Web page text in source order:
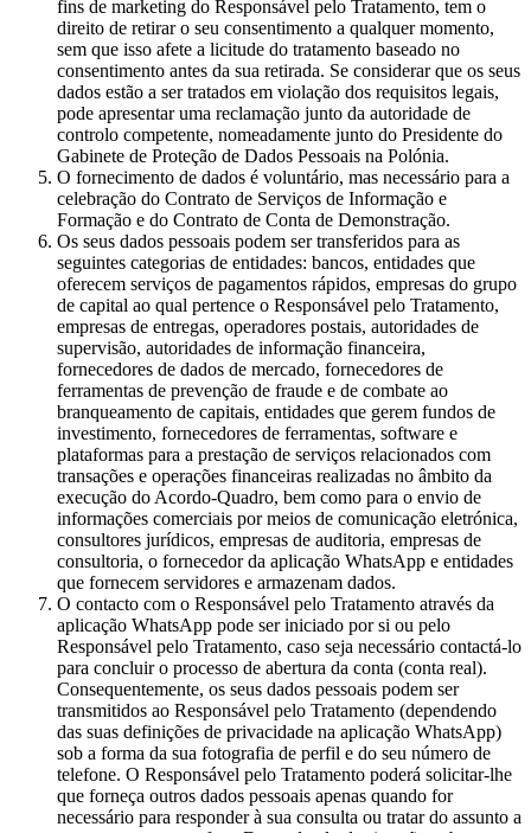
fins de marketing do Responsável pelo Tratamento, tem o
direito de retirar o seu consentimento a qualquer momento,
sem que isso afete a licitude do tratamento baseado no
consentimento antes da sua retirada. Se considerar que os seus
dados estão a ser tratados em violação dos requisitos legais,
pode apresentar uma reclamação junto da autoridade de
controlo competente, nomeadamente junto do Presidente do
Gabinete de Proteção de Dados Pessoais na Polónia.
O fornecimento de dados é voluntário, mas necessário para a
celebração do Contrato de Serviços de Informação e
Formação e do Contrato de Conta de Demonstração.
Os seus dados pessoais podem ser transferidos para as
seguintes categorias de entidades: bancos, entidades que
oferecem serviços de pagamentos rápidos, empresas do grupo
de capital ao qual pertence o Responsável pelo Tratamento,
empresas de entregas, operadores postais, autoridades de
supervisão, autoridades de informação financeira,
fornecedores de dados de mercado, fornecedores de
ferramentas de prevenção de fraude e de combate ao
branqueamento de capitais, entidades que gerem fundos de
investimento, fornecedores de ferramentas, software e
plataformas para a prestação de serviços relacionados com
transações e operações financeiras realizadas no âmbito da
execução do Acordo-Quadro, bem como para o envio de
informações comerciais por meios de comunicação eletrónica,
consultores jurídicos, empresas de auditoria, empresas de
consultoria, o fornecedor da aplicação WhatsApp e entidades
que fornecem servidores e armazenam dados.
O contacto com o Responsável pelo Tratamento através da
aplicação WhatsApp pode ser iniciado por si ou pelo
Responsável pelo Tratamento, caso seja necessário contactá-lo
para concluir o processo de abertura da conta (conta real).
Consequentemente, os seus dados pessoais podem ser
transmitidos ao Responsável pelo Tratamento (dependendo
das suas definições de privacidade na aplicação WhatsApp)
sob a forma da sua fotografia de perfil e do seu número de
telefone. O Responsável pelo Tratamento poderá solicitar-lhe
que forneça outros dados pessoais apenas quando for
necessário para responder à sua consulta ou tratar do assunto a